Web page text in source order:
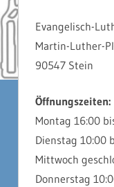
Evangelisch-
Martin-Luther-
90547 Stein
Öffnungszeiten:
Montag 16:00
Dienstag 10:00
Mittwoch
Donnerstag